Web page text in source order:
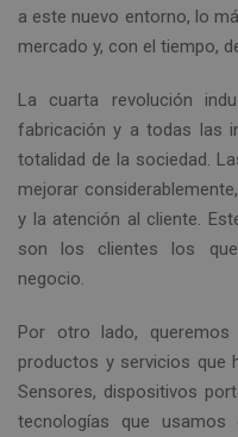
a este nuevo entorno, lo
mercado y, con el tiempo,
La cuarta revolución
fabricación y a todas las
totalidad de la sociedad.
mejorar
y la atención al cliente.
son los clientes los
negocio.
Por otro lado,
productos y servicios que
Sensores, dispositivos
tecnologías que